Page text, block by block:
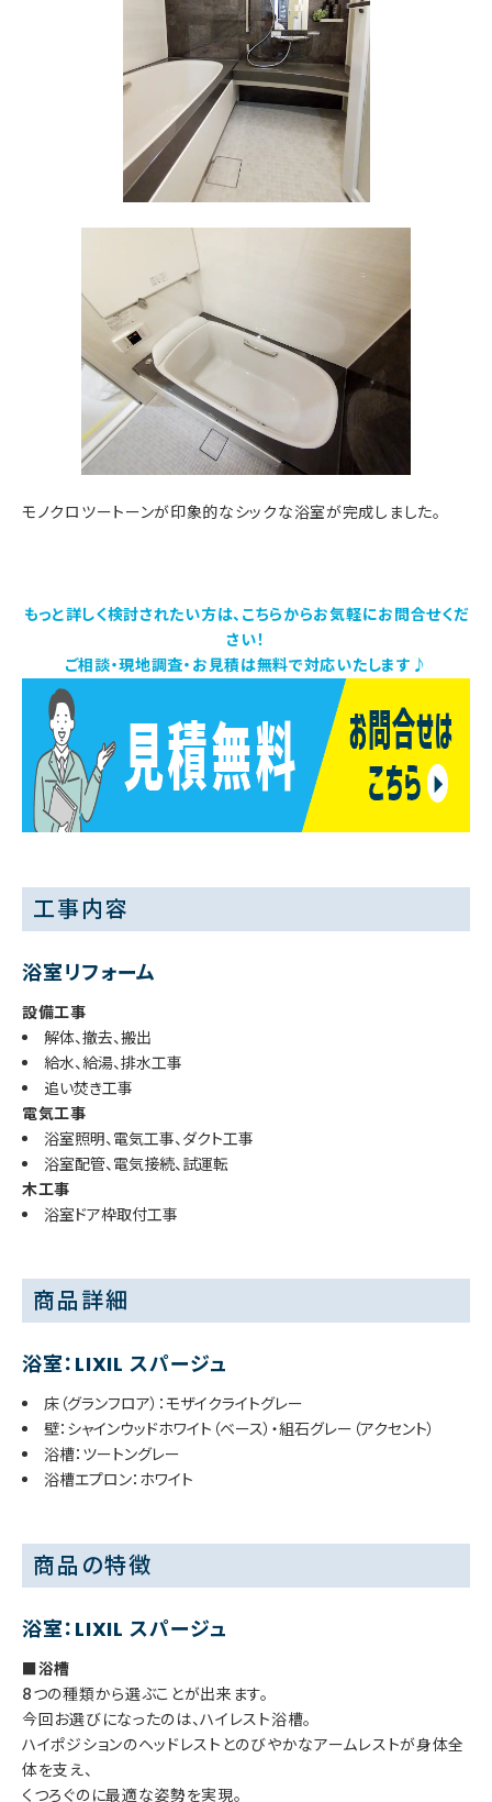
モノクロツートーンが印象的なシックな浴室が完成しました。
もっと詳しく検討されたい方は、こちらからお気軽にお問合せくだ
さい！
ご相談・現地調査・お見積は無料で対応いたします♪
工事内容
浴室リフォーム
設備工事
解体、撤去、搬出
給水、給湯、排水工事
追い焚き工事
電気工事
浴室照明、電気工事、ダクト工事
浴室配管、電気接続、試運転
木工事
浴室ドア枠取付工事
商品詳細
浴室：LIXIL スパージュ
床（グランフロア）：モザイクライトグレー
壁：シャインウッドホワイト（ベース）・組石グレー（アクセント）
浴槽：ツートングレー
浴槽エプロン：ホワイト
商品の特徴
浴室：LIXIL スパージュ
■浴槽
8つの種類から選ぶことが出来ます。
今回お選びになったのは、ハイレスト浴槽。
ハイポジションのヘッドレストとのびやかなアームレストが身体全
体を支え、
くつろぐのに最適な姿勢を実現。